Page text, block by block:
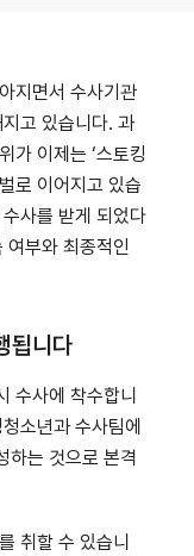
지면서 수사기관
고 있습니다. 과
가 이제는 ‘스토킹
로 이어지고 있습
사를 받게 되었다
여부와 최종적인
됩니다
수사에 착수합니
소년과 수사팀에
하는 것으로 본격
취할 수 있습니